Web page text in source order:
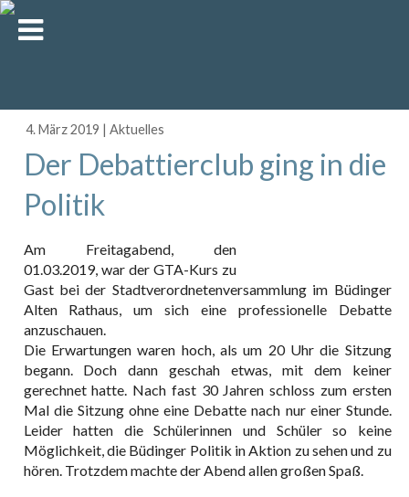
4. März 2019 |Aktuelles
Der Debattierclub ging in die
Politik
Am Freitagabend, den
01.03.2019, war der GTA-Kurs zu
Gast bei der Stadtverordnetenversammlung im Büdinger
Alten Rathaus, um sich eine professionelle Debatte
anzuschauen.
Die Erwartungen waren hoch, als um 20 Uhr die Sitzung
begann. Doch dann geschah etwas, mit dem keiner
gerechnet hatte. Nach fast 30 Jahren schloss zum ersten
Mal die Sitzung ohne eine Debatte nach nur einer Stunde.
Leider hatten die Schülerinnen und Schüler so keine
Möglichkeit, die Büdinger Politik in Aktion zu sehen und zu
hören. Trotzdem machte der Abend allen großen Spaß.